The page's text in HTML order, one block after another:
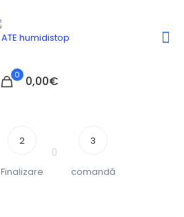
0 0,00€
2
Finalizare
3
comandă